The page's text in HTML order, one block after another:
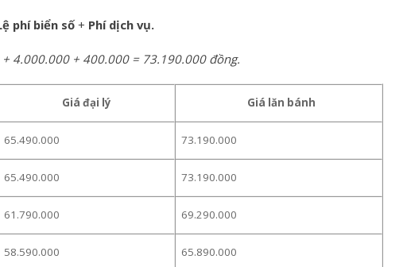
phí biển số+ Phí dịch vụ.
4.000.000 + 400.000 = 73.190.000 đồng.
Giá đại lý Giá lăn bánh
65.490.000 73.190.000
65.490.000 73.190.000
61.790.000 69.290.000
58.590.000 65.890.000